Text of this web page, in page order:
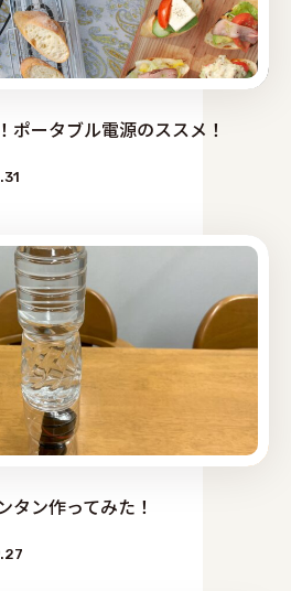
ポータブル電源のススメ！
タン作ってみた！